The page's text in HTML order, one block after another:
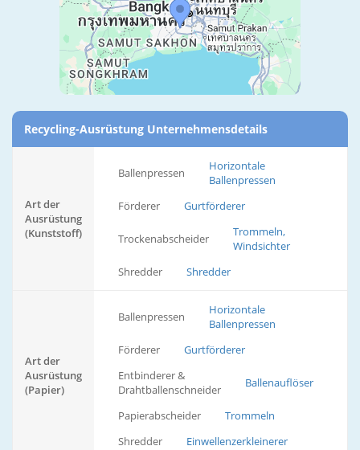
Recycling-Ausrüstung Unternehmensdetails
Art der
Ausrüstung
(Kunststoff)
Ballenpressen
Horizontale
Ballenpressen
Förderer
Gurtförderer
Trockenabscheider
Trommeln,
Windsichter
Shredder
Shredder
Art der
Ausrüstung
(Papier)
Ballenpressen
Horizontale
Ballenpressen
Förderer
Gurtförderer
Entbinderer &
Drahtballenschneider
Ballenauflöser
Papierabscheider
Trommeln
Shredder
Einwellenzerkleinerer